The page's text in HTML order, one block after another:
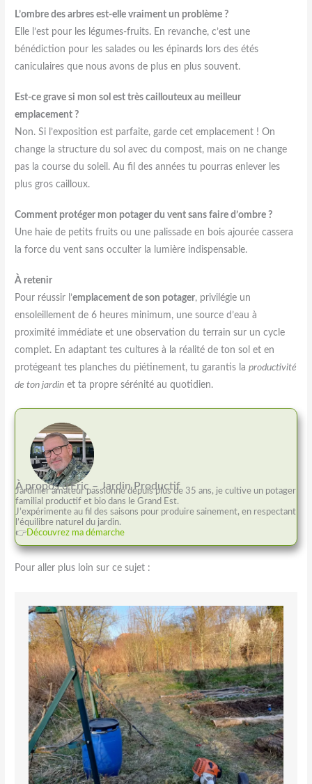
L’ombre des arbres est-elle vraiment un problème ?
Elle l’est pour les légumes-fruits. En revanche, c’est une
bénédiction pour les salades ou les épinards lors des étés
caniculaires que nous avons de plus en plus souvent.
Est-ce grave si mon sol est très caillouteux au meilleur
emplacement ?
Non. Si l’exposition est parfaite, garde cet emplacement ! On
change la structure du sol avec du compost, mais on ne change
pas la course du soleil. Au fil des années tu pourras enlever les
plus gros cailloux.
Comment protéger mon potager du vent sans faire d’ombre ?
Une haie de petits fruits ou une palissade en bois ajourée cassera
la force du vent sans occulter la lumière indispensable.
À retenir
Pour réussir l’emplacement de son potager, privilégie un
ensoleillement de 6 heures minimum, une source d’eau à
proximité immédiate et une observation du terrain sur un cycle
complet. En adaptant tes cultures à la réalité de ton sol et en
protégeant tes planches du piétinement, tu garantis laproductivité
de ton jardin et ta propre sérénité au quotidien.
À propos d’Éric – Jardin Productif
Jardinier amateur passionné depuis plus de 35 ans, je cultive un potager
familial productif et bio dans le Grand Est.
J’expérimente au fil des saisons pour produire sainement, en respectant
l’équilibre naturel du jardin.
👉 Découvrez ma démarche
Pour aller plus loin sur ce sujet :